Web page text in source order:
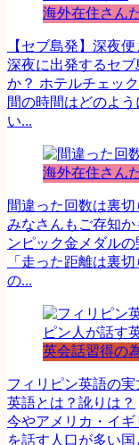
海外在住さん
【セブ島発】深夜
深夜に出発するセ
か？ ホテルチェッ
間の時間はどのよ
い...
海外在住さん
間違った回数は裏切
みなさんもご存知
ンピック金メダル
「走った距離は裏
の...
英会話習得の
フィリピン英語の
英語とは？訛りは？
今やアメリカ・イ
を話す人口が多い